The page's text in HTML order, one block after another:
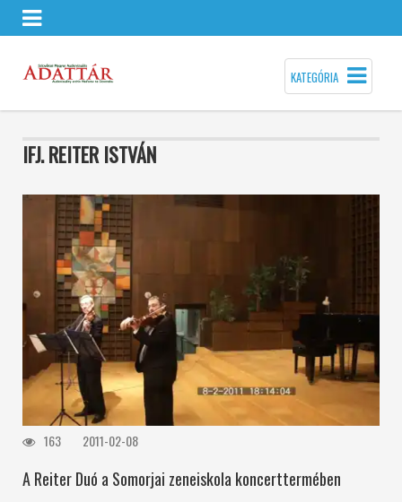
KATEGÓRIA
IFJ. REITER ISTVÁN
163 2011-02-08
A Reiter Duó a Somorjai zeneiskola koncerttermében